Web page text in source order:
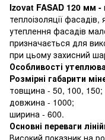
Izovat FASAD 120 мм -
теплоізоляції
утеплення фасадів
призначається для
при цьому захисний
Особливості
Розмірні габарити
товщина - 50, 100, 150;
довжина - 1000;
ширина - 600.
Основні переваги
Високий показник на